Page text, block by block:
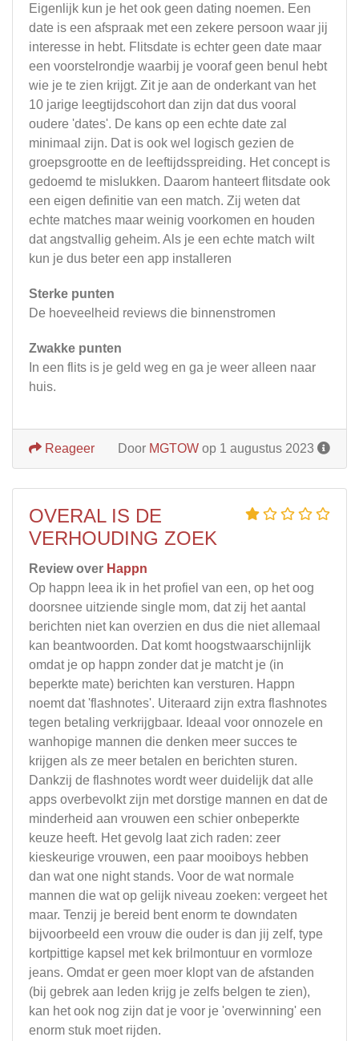
Eigenlijk kun je het ook geen dating noemen. Een
date is een afspraak met een zekere persoon waar jij
interesse in hebt. Flitsdate is echter geen date maar
een voorstelrondje waarbij je vooraf geen benul hebt
wie je te zien krijgt. Zit je aan de onderkant van het
10 jarige leegtijdscohort dan zijn dat dus vooral
oudere 'dates'. De kans op een echte date zal
minimaal zijn. Dat is ook wel logisch gezien de
groepsgrootte en de leeftijdsspreiding. Het concept is
gedoemd te mislukken. Daarom hanteert flitsdate ook
een eigen definitie van een match. Zij weten dat
echte matches maar weinig voorkomen en houden
dat angstvallig geheim. Als je een echte match wilt
kun je dus beter een app installeren
Sterke punten
De hoeveelheid reviews die binnenstromen
Zwakke punten
In een flits is je geld weg en ga je weer alleen naar
huis.
Door MGTOW op 1 augustus 2023
Reageer
OVERAL IS DE
VERHOUDING ZOEK
Review over Happn
Op happn leea ik in het profiel van een, op het oog
doorsnee uitziende single mom, dat zij het aantal
berichten niet kan overzien en dus die niet allemaal
kan beantwoorden. Dat komt hoogstwaarschijnlijk
omdat je op happn zonder dat je matcht je (in
beperkte mate) berichten kan versturen. Happn
noemt dat 'flashnotes'. Uiteraard zijn extra flashnotes
tegen betaling verkrijgbaar. Ideaal voor onnozele en
wanhopige mannen die denken meer succes te
krijgen als ze meer betalen en berichten sturen.
Dankzij de flashnotes wordt weer duidelijk dat alle
apps overbevolkt zijn met dorstige mannen en dat de
minderheid aan vrouwen een schier onbeperkte
keuze heeft. Het gevolg laat zich raden: zeer
kieskeurige vrouwen, een paar mooiboys hebben
dan wat one night stands. Voor de wat normale
mannen die wat op gelijk niveau zoeken: vergeet het
maar. Tenzij je bereid bent enorm te downdaten
bijvoorbeeld een vrouw die ouder is dan jij zelf, type
kortpittige kapsel met kek brilmontuur en vormloze
jeans. Omdat er geen moer klopt van de afstanden
(bij gebrek aan leden krijg je zelfs belgen te zien),
kan het ook nog zijn dat je voor je 'overwinning' een
enorm stuk moet rijden.